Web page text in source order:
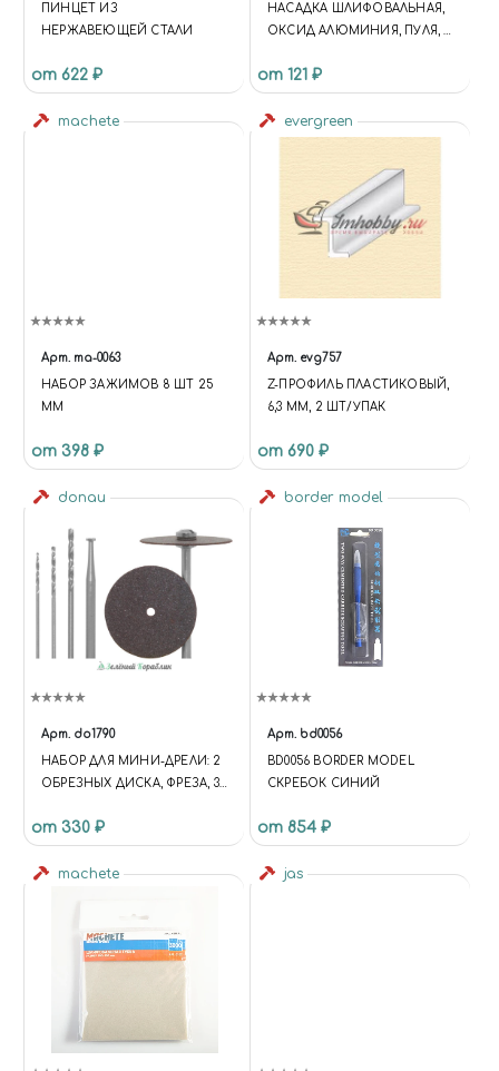
ПИНЦЕТ ИЗ
НЕРЖАВЕЮЩЕЙ СТАЛИ
от 622 ₽
НАСАДКА ШЛИФОВАЛЬНАЯ,
ОКСИД АЛЮМИНИЯ, ПУЛЯ, 6
от 121 ₽
machete
Арт. ma-0063
НАБОР ЗАЖИМОВ 8 ШТ 25
ММ
от 398 ₽
evergreen
Арт. evg757
Z-ПРОФИЛЬ ПЛАСТИКОВЫЙ,
6,3 ММ, 2 ШТ/УПАК
от 690 ₽
donau
Арт. do1790
НАБОР ДЛЯ МИНИ-ДРЕЛИ: 2
ОБРЕЗНЫХ ДИСКА, ФРЕЗА, 3
от 330 ₽
border model
Арт. bd0056
BD0056 BORDER MODEL
СКРЕБОК СИНИЙ
от 854 ₽
machete jas